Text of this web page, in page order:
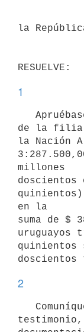
la
1
de la filial
la Nación
millones
quinientos)
en la
suma de $
uruguayos
quinientos
2